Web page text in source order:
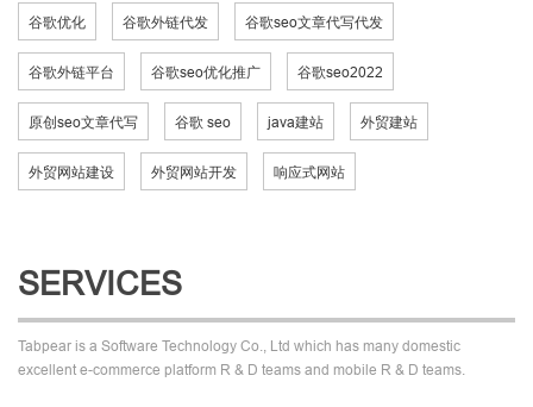
谷歌优化 谷歌外链代发 谷歌seo文章代写代发
谷歌外链平台 谷歌seo优化推广 谷歌seo2022
原创seo文章代写 谷歌 seo java建站 外贸建站
外贸网站建设 外贸网站开发 响应式网站
SERVICES
Tabpear is a Software Technology Co., Ltd which has many domestic
excellent e-commerce platform R & D teams and mobile R & D teams.